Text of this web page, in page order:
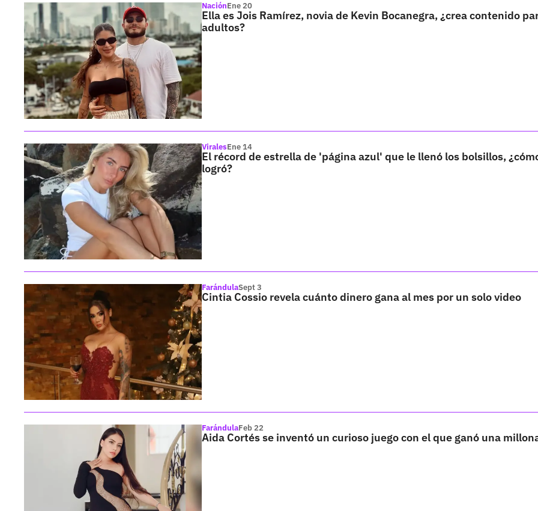
NaciónEne 20
Ella es Jois Ramírez, novia de Kevin Bocanegra, ¿crea contenido
adultos?
ViralesEne 14
El récord de estrella de 'página azul' que le llenó los bolsillos,
logró?
FarándulaSept 3
Cintia Cossio revela cuánto dinero gana al mes por un solo video
FarándulaFeb 22
Aida Cortés se inventó un curioso juego con el que ganó una